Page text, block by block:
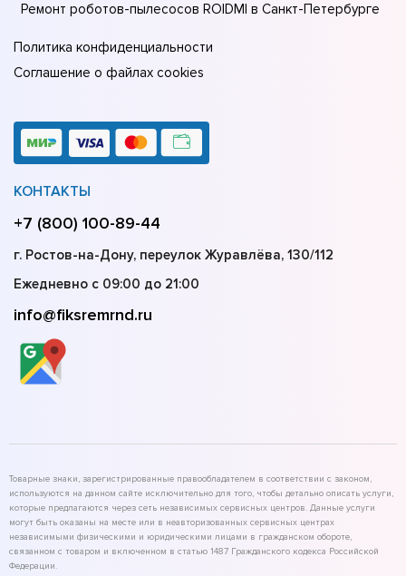
Ремонт роботов-пылесосов ROIDMI в Санкт-Петербурге
Политика конфиденциальности
Соглашение о файлах cookies
КОНТАКТЫ
+7 (800) 100-89-44
г. Ростов-на-Дону, переулок Журавлёва, 130/112
Ежедневно с 09:00 до 21:00
info@fiksremrnd.ru
Товарные знаки, зарегистрированные правообладателем в соответствии с законом,
используются на данном сайте исключительно для того, чтобы детально описать услуги,
которые предлагаются через сеть независимых сервисных центров. Данные услуги
могут быть оказаны на месте или в неавторизованных сервисных центрах
независимыми физическими и юридическими лицами в гражданском обороте,
связанном с товаром и включенном в статью 1487 Гражданского кодекса Российской
Федерации.